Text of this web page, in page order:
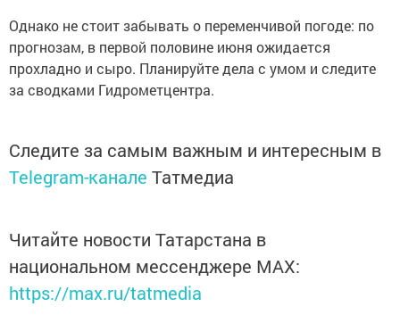
Однако не стоит забывать о переменчивой погоде: по
прогнозам, в первой половине июня ожидается
прохладно и сыро. Планируйте дела с умом и следите
за сводками Гидрометцентра.
Следите за самым важным и интересным в
Telegram-канале Татмедиа
Читайте новости Татарстана в
национальном мессенджере MАХ:
https://max.ru/tatmedia